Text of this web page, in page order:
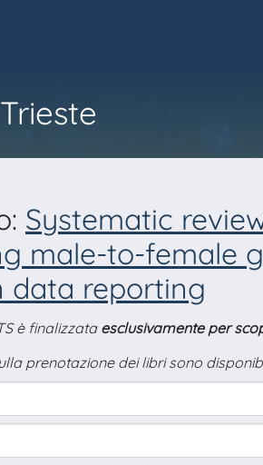
Systematic
male-to-female
data reporting
è finalizzataesclusivamente per
prenotazione dei libri sono